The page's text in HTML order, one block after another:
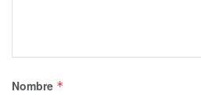
Nombre *